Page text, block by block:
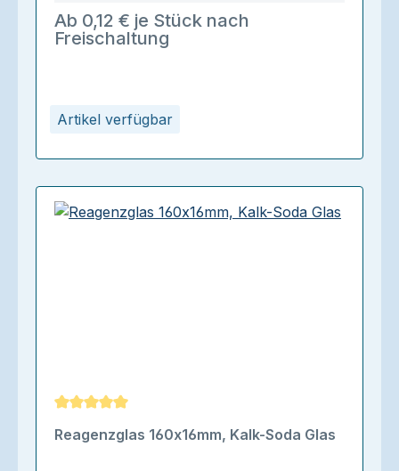
Artikel verfügbar
Ab 0,12 € je Stück nach
Freischaltung
Reagenzglas 160x16mm, Kalk-Soda Glas